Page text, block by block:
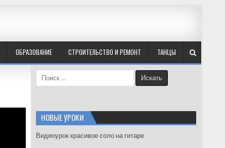
ОБРАЗОВАНИЕ СТРОИТЕЛЬСТВО И РЕМОНТ ТАНЦЫ
e
h
f
НОВЫЕ УРОКИ
Видеоурок красивое соло на гитаре